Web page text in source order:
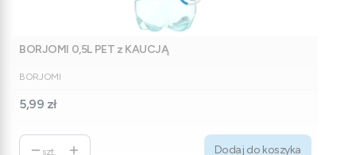
BORJOMI 0,5L PET z KAUCJĄ
PRODUCENT
BORJOMI
Cena
5,99 zł
szt. Dodaj do koszyka